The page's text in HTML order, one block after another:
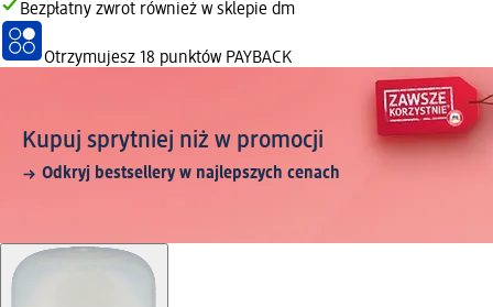
Bezpłatny zwrot również w sklepie dm
Otrzymujesz 18 punktów PAYBACK
Kupuj sprytniej niż w promocji
Odkryj bestsellery w najlepszych cenach